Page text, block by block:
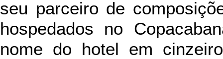
seu parceiro de
hospedados no
nome do hotel em